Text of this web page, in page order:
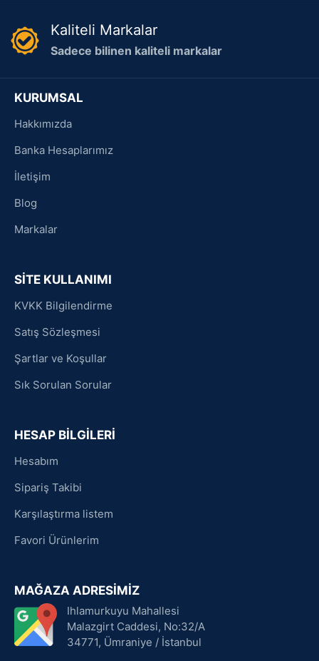
Kaliteli Markalar
Sadece bilinen kaliteli markalar
KURUMSAL
Hakkımızda
Banka Hesaplarımız
İletişim
Blog
Markalar
SİTE KULLANIMI
KVKK Bilgilendirme
Satış Sözleşmesi
Şartlar ve Koşullar
Sık Sorulan Sorular
HESAP BİLGİLERİ
Hesabım
Sipariş Takibi
Karşılaştırma listem
Favori Ürünlerim
MAĞAZA ADRESİMİZ
Ihlamurkuyu Mahallesi
Malazgirt Caddesi, No:32/A
34771, Ümraniye / İstanbul